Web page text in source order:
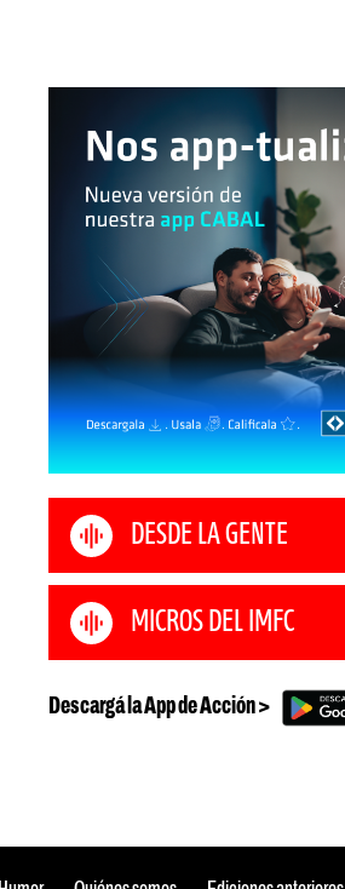
DESDE LA GENTE
MICROS DEL IMFC
Descargá la App de Acción >